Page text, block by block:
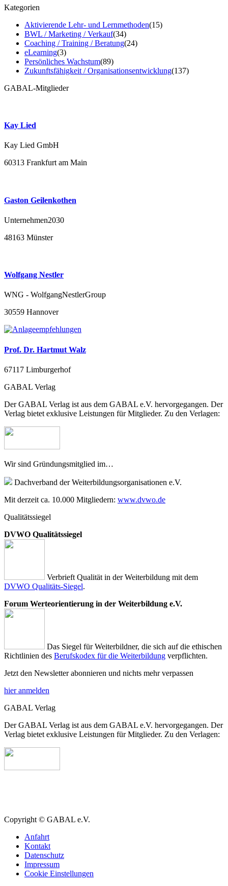
Kategorien
Aktivierende Lehr- und Lernmethoden(15)
BWL / Marketing / Verkauf(34)
Coaching / Training / Beratung(24)
eLearning(3)
Persönliches Wachstum(89)
Zukunftsfähigkeit / Organisationsentwicklung(137)
GABAL-Mitglieder
Kay Lied
Kay Lied GmbH
60313 Frankfurt am Main
Gaston Geilenkothen
Unternehmen2030
48163 Münster
Wolfgang Nestler
WNG - WolfgangNestlerGroup
30559 Hannover
Prof. Dr. Hartmut Walz
67117 Limburgerhof
GABAL Verlag
Der GABAL Verlag ist aus dem GABAL e.V. hervorgegangen. Der
Verlag bietet exklusive Leistungen für Mitglieder. Zu den Verlagen:
Wir sind Gründungsmitglied im…
Dachverband der Weiterbildungsorganisationen e.V.
Mit derzeit ca. 10.000 Mitgliedern: www.dvwo.de
Qualitätssiegel
DVWO Qualitätssiegel
Verbrieft Qualität in der Weiterbildung mit dem
DVWO Qualitäts-Siegel.
Forum Werteorientierung in der Weiterbildung e.V.
Das Siegel für Weiterbildner, die sich auf die ethischen
Richtlinien des Berufskodex für die Weiterbildung verpflichten.
Jetzt den Newsletter abonnieren und nichts mehr verpassen
hier anmelden
GABAL Verlag
Der GABAL Verlag ist aus dem GABAL e.V. hervorgegangen. Der
Verlag bietet exklusive Leistungen für Mitglieder. Zu den Verlagen:
Copyright © GABAL e.V.
Anfahrt
Kontakt
Datenschutz
Impressum
Cookie Einstellungen